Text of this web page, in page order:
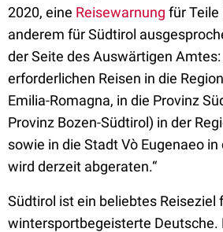
2020, eine Reisewarnung für
anderem für Südtirol
der Seite des Auswärtigen Amtes:
erforderlichen Reisen in die
Emilia-Romagna, in die Provinz
Provinz Bozen-Südtirol) in der
sowie in die Stadt Vò Eugenaeo in
wird derzeit abgeraten.“
Südtirol ist ein beliebtes Reiseziel
wintersportbegeisterte Deutsche.